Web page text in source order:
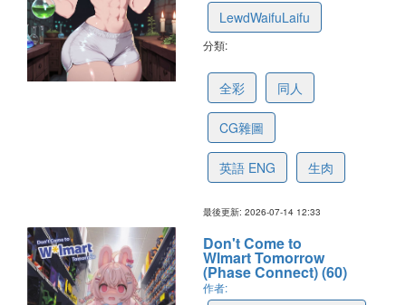
LewdWaifuLaifu
分類:
全彩 同人
CG雜圖
英語 ENG 生肉
最後更新: 2026-07-14 12:33
Don't Come to
Wlmart Tomorrow
(Phase Connect) (60)
作者: